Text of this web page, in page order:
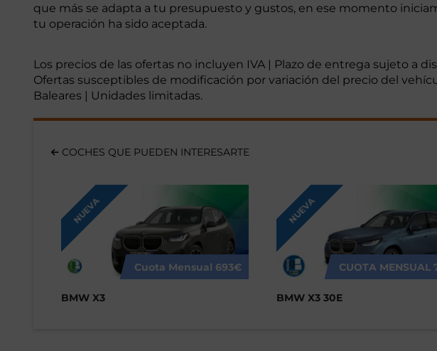
que más se adapta a tu presupuesto y gustos, en ese momento
tu operación ha sido aceptada.
Los precios de las ofertas no incluyen IVA | Plazo de entrega sujeto a
Ofertas susceptibles de modificación por variación del precio del
Baleares | Unidades limitadas.
COCHES QUE PUEDEN INTERESARTE
NUEVA
Cuota Mensual 693€
BMW X3
NUEVA
CUOTA MENSUAL
BMW X3 30E